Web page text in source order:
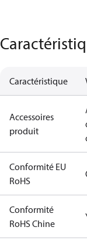
Caractéristique
Accessoires
produit
Conformité EU
RoHS
Conformité
RoHS Chine